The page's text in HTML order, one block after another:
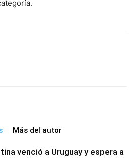
Más del autor
venció a Uruguay y espera a